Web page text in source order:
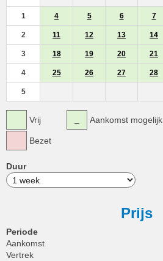
1 4 5 6 7
2 11 12 13 14
3 18 19 20 21
4 25 26 27 28
5
Vrij
Bezet
Aankomst mogelijk
Duur
Prijs
Periode
Aankomst
Vertrek